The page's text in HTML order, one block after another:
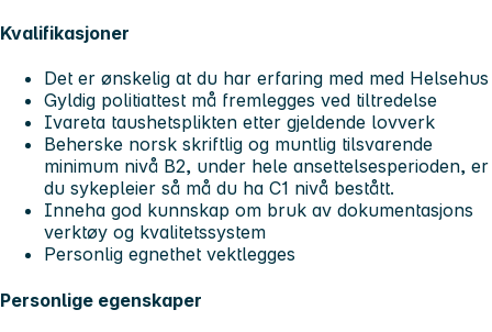
Kvalifikasjoner
Det er ønskelig at du har erfaring med med Helsehus
Gyldig politiattest må fremlegges ved tiltredelse
Ivareta taushetsplikten etter gjeldende lovverk
Beherske norsk skriftlig og muntlig tilsvarende
minimum nivå B2, under hele ansettelsesperioden, er
du sykepleier så må du ha C1 nivå bestått.
Inneha god kunnskap om bruk av dokumentasjons
verktøy og kvalitetssystem
Personlig egnethet vektlegges
Personlige egenskaper